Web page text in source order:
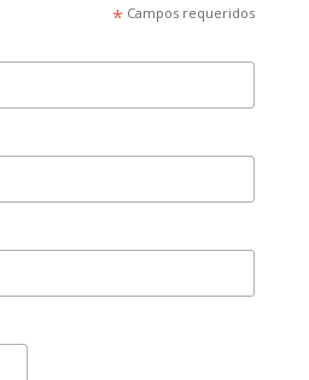
*Campos requeridos